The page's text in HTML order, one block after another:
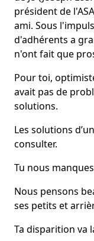
président de
ami. Sous
d'adhérents a
n'ont fait que
Pour toi,
avait pas de
solutions.
Les solutions
consulter.
Tu nous
Nous pensons
ses petits et
Ta disparition va